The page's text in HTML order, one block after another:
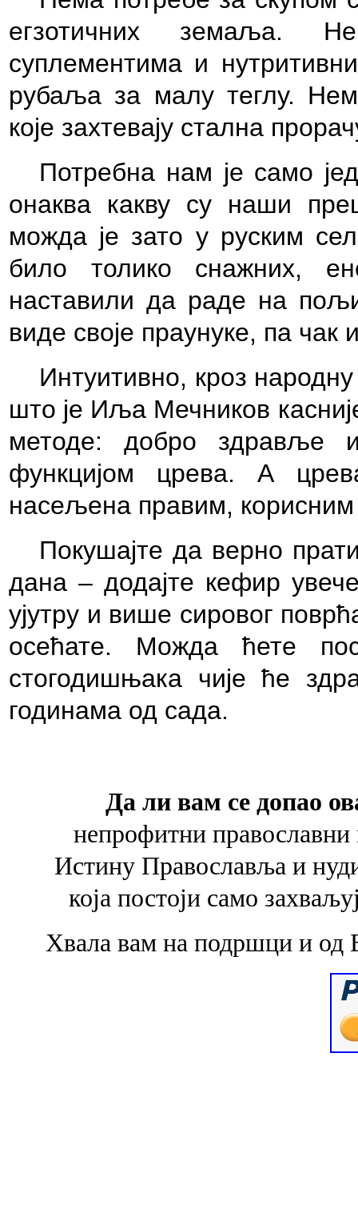
егзотичних земаља.
суплементима и
рубаља за малу теглу.
које захтевају стална
Потребна нам је само
онаква какву су наши
можда је зато у руским
било толико снажних,
наставили да раде на
виде своје праунуке, па чак
Интуитивно, кроз
што је Иља Мечников
методе: добро здравље
функцијом црева. А
насељена правим, корисним
Покушајте да верно
дана – додајте кефир
ујутру и више сировог
осећате. Можда ћете
стогодишњака чије ће
годинама од сада.
Да ли вам се допао
непрофитни православни
Истину Православља и
која постоји само
Хвала вам на подршци и од